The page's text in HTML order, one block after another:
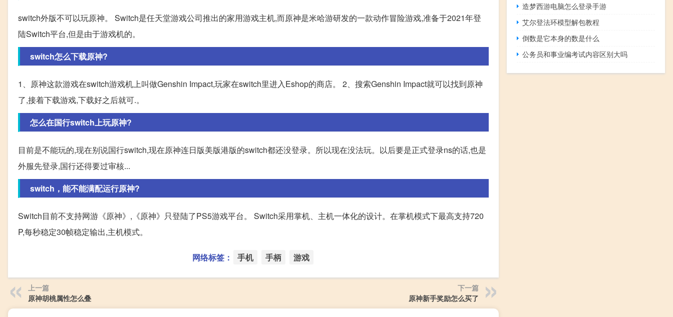
switch外版不可以玩原神。 Switch是任天堂游戏公司推出的家用游戏主机,而原神是米哈游研发的一款动作冒险游戏,准备于2021年登
陆Switch平台,但是由于游戏机的。
switch怎么下载原神?
1、原神这款游戏在switch游戏机上叫做Genshin Impact,玩家在switch里进入Eshop的商店。 2、搜索Genshin Impact就可以找到原神
了,接着下载游戏,下载好之后就可.。
怎么在国行switch上玩原神?
目前是不能玩的,现在别说国行switch,现在原神连日版美版港版的switch都还没登录。所以现在没法玩。以后要是正式登录ns的话,也是
外服先登录,国行还得要过审核...
switch，能不能满配运行原神?
Switch目前不支持网游《原神》,《原神》只登陆了PS5游戏平台。 Switch采用掌机、主机一体化的设计。在掌机模式下最高支持720
P,每秒稳定30帧稳定输出,主机模式。
网络标签： 手机 手柄 游戏
上一篇
原神胡桃属性怎么叠
下一篇
原神新手奖励怎么买了
造梦西游电脑怎么登录手游
艾尔登法环模型解包教程
倒数是它本身的数是什么
公务员和事业编考试内容区别大吗